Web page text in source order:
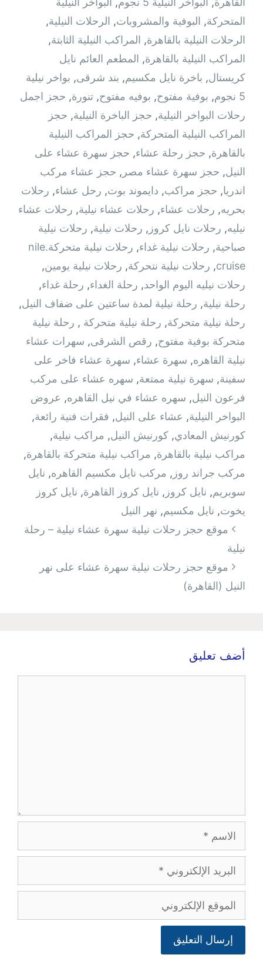
المتحركة, البوفية والمشروبات, الرحلات النيلية,
الرحلات النيلية بالقاهرة, المراكب النيلية الثابتة,
المراكب النيلية بالقاهرة, المطعم العائم نايل
كريستال, باخرة نايل مكسيم, بند شرقى, بواخر نيلية
5 نجوم
, بوفية مفتوح, بوفيه مفتوح, تنورة, حجز اجمل
رحلات البواخر النيلية, حجز الباخرة النيلية, حجز
المراكب النيلية المتحركة, حجز المراكب النيلية
بالقاهرة, حجز رحلة عشاء, حجز سهرة عشاء على
النيل, حجز سهرة عشاء مصر , حجز عشاء مركب
اندريا, حجز مراكب, دايموند بوت, رحل عشاء, رحلات
بحريه, رحلات عشاء, رحلات عشاء نيلية, رحلات عشاء
نيليه, رحلات نايل كروز , رحلات نيلية, رحلات نيلية
صباحية, رحلات نيلية غداء,
رحلات نيلية متحركة.nile
cruise
, رحلات نيلية نتحركة, رحلات نيلية يومين,
رحلات نيليه اليوم الواحد, رحلة الغداء, رحلة غداء,
رحلة نيلية, رحلة نيلية لمدة ساعتين على ضفاف النيل,
رحلة نيلية متحركة, رحلة نيلية متحركة ‫ , رحلة نيلية
متحركة بوفية مفتوح, رقص الشرقى, سهرات عشاء
نيلية القاهره, سهرة عشاء, سهرة عشاء فاخر على
سفينة, سهرة نيلية ممتعة, سهره عشاء على مركب
فرعون النيل, سهره عشاء في نيل القاهره‏, عروض
البواخر النيلية, عشاء على النيل, فقرات فنية رائعة,
كورنيش المعادي, كورنيش النيل, مراكب نيلية,
مراكب نيلية بالقاهرة, مراكب نيلية متحركة بالقاهرة,
مركب جراند روز , مركب نايل مكسيم القاهره, نايل
سوبريم, نايل كروز , نايل كروز القاهرة, نايل كروز
يخوت, نايل مكسيم, نهر النيل
تصفّح
المقالات
موقع حجز رحلات نيلية سهرة عشاء نيلية – رحلة
نيلية
موقع حجز رحلات نيلية سهرة عشاء على نهر
النيل (القاهرة)
أضف تعليق
الاسم
البريد
الإلكتروني
الموقع
الإلكتروني